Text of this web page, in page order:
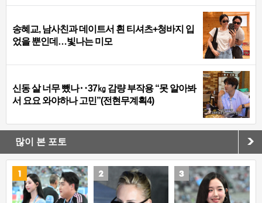
송혜교, 남사친과 데이트서 흰 티셔츠+청바지 입
었을 뿐인데…빛나는 미모
신동 살 너무 뺐나‥37㎏ 감량 부작용 “못 알아봐
서 요요 와야하나 고민”(전현무계획4)
많이 본 포토